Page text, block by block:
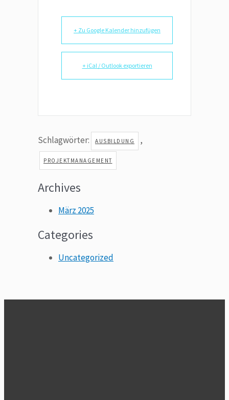
+ Zu Google Kalender hinzufügen
+ iCal / Outlook exportieren
Schlagwörter: AUSBILDUNG ,
PROJEKTMANAGEMENT
Archives
März 2025
Categories
Uncategorized